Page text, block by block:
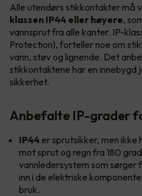
Alle utendørs stikkontakter må
klassen IP44 eller høyere,
vannsprut fra alle kanter. IP-
Protection), forteller noe om
vann, støv og lignende. Det
stikkontaktene har en
sikkerhet.
Anbefalte IP-grader
IP44 er sprutsikker, men
mot sprut og regn fra 180
vannledersystem som sørger
inn i de elektriske
bruk.